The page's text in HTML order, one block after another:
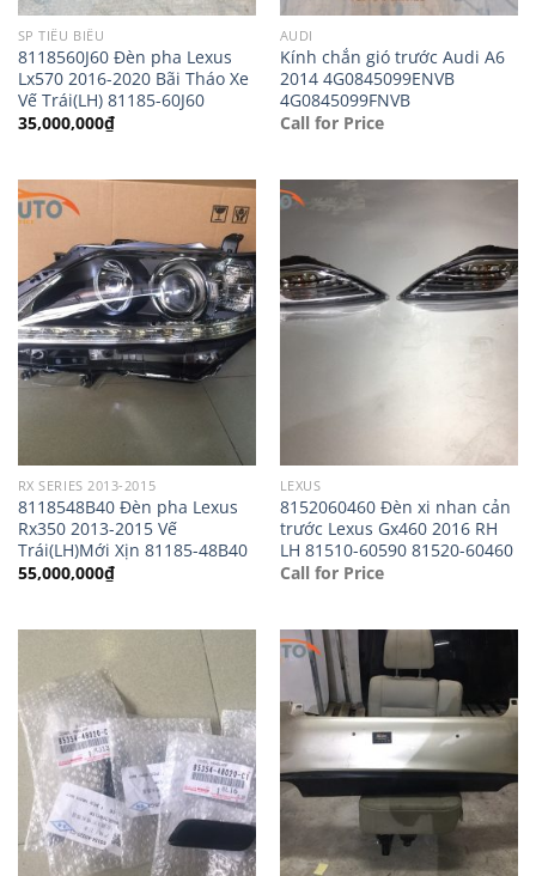
SP TIÊU BIỂU
8118560J60 Đèn pha Lexus
Lx570 2016-2020 Bãi Tháo Xe
Vế Trái(LH) 81185-60J60
35,000,000₫
AUDI
Kính chắn gió trước Audi A6
2014 4G0845099ENVB
4G0845099FNVB
Call for Price
RX SERIES 2013-2015
8118548B40 Đèn pha Lexus
Rx350 2013-2015 Vế
Trái(LH)Mới Xịn 81185-48B40
55,000,000₫
LEXUS
8152060460 Đèn xi nhan cản
trước Lexus Gx460 2016 RH
LH 81510-60590 81520-60460
Call for Price